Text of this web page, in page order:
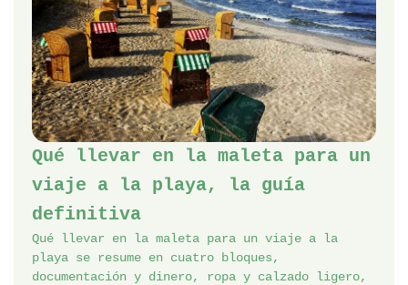
Qué llevar en la maleta para un
viaje a la playa, la guía
definitiva
Qué llevar en la maleta para un viaje a la
playa se resume en cuatro bloques,
documentación y dinero, ropa y calzado ligero,